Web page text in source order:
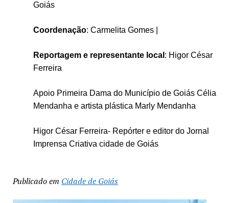
Goiás
Coordenação: Carmelita Gomes |
Reportagem e representante local : Higor César
Ferreira
Apoio Primeira Dama do Município de Goiás Célia
Mendanha e artista plástica Marly Mendanha
Higor César Ferreira- Repórter e editor do Jornal
Imprensa Criativa cidade de Goiás
Publicado em Cidade de Goiás